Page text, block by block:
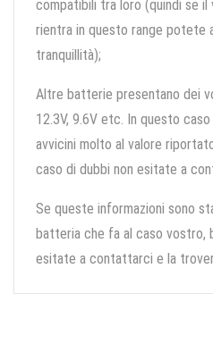
compatibili tra loro (quindi se
rientra in questo range potete
tranquillità);
Altre batterie presentano dei
12.3V, 9.6V etc. In questo
avvicini molto al valore
caso di dubbi non esitate a
Se queste informazioni sono
batteria che fa al caso vostro,
esitate a contattarci e la